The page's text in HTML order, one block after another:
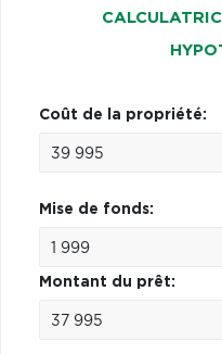
Coût de la propriété:
Mise de fonds:
Montant du prêt: